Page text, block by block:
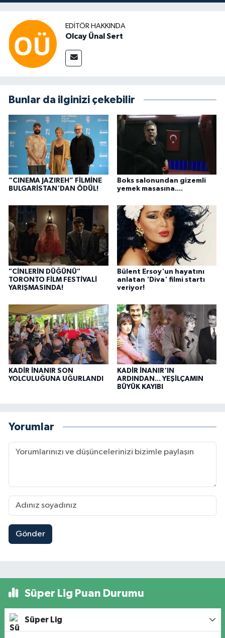
EDITÖR HAKKINDA
Olcay Ünal Sert
Bunlar da ilginizi çekebilir
“CINEMA JAZIREH” FİLMİNE
BULGARİSTAN'DAN ÖDÜL!
Boks salonundan gizemli
yemek masasına....
"CİNLERİN DÜĞÜNÜ"
TORONTO FİLM FESTİVALİ
YARIŞMASINDA!
Bülent Ersoy'un hayatını
anlatan 'Diva' filmi startı
veriyor!
KADİR İNANIR SON
YOLCULUĞUNA UĞURLANDI
KADİR İNANIR'IN
ARDINDAN... YEŞİLÇAMIN
BÜYÜK KAYIBI
Yorumlar
Gönder
Süper Lig Puan Durumu
Süper Lig